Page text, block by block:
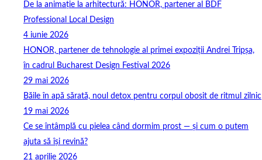
De la animație la arhitectură: HONOR, partener al BDF
Professional Local Design
4 iunie 2026
HONOR, partener de tehnologie al primei expoziții Andrei Tripșa,
în cadrul Bucharest Design Festival 2026
29 mai 2026
Băile în apă sărată, noul detox pentru corpul obosit de ritmul zilnic
19 mai 2026
Ce se întâmplă cu pielea când dormim prost — și cum o putem
ajuta să își revină?
21 aprilie 2026